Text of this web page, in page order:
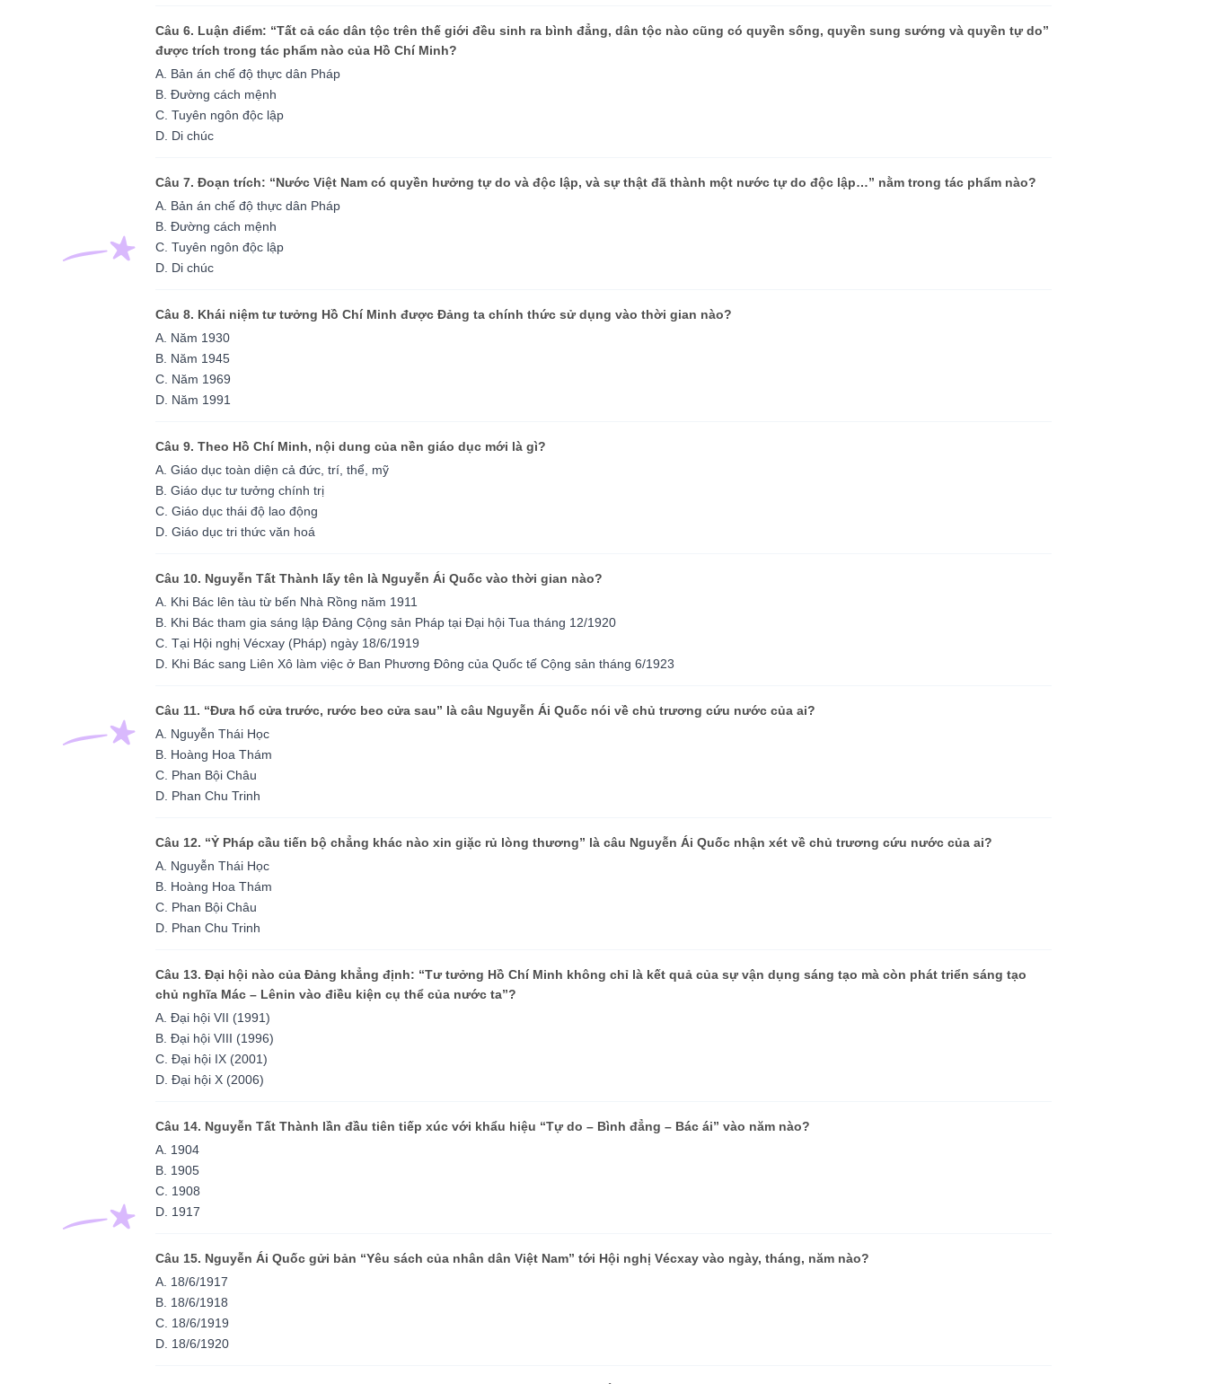
Câu 6. Luận điểm: “Tất cả các dân tộc trên thế giới đều sinh ra bình đẳng, dân tộc nào cũng có quyền sống, quyền sung sướng và quyền tự do”
được trích trong tác phẩm nào của Hồ Chí Minh?
A. Bản án chế độ thực dân Pháp
B. Đường cách mệnh
C. Tuyên ngôn độc lập
D. Di chúc
Câu 7. Đoạn trích: “Nước Việt Nam có quyền hưởng tự do và độc lập, và sự thật đã thành một nước tự do độc lập…” nằm trong tác phẩm nào?
A. Bản án chế độ thực dân Pháp
B. Đường cách mệnh
C. Tuyên ngôn độc lập
D. Di chúc
Câu 8. Khái niệm tư tưởng Hồ Chí Minh được Đảng ta chính thức sử dụng vào thời gian nào?
A. Năm 1930
B. Năm 1945
C. Năm 1969
D. Năm 1991
Câu 9. Theo Hồ Chí Minh, nội dung của nền giáo dục mới là gì?
A. Giáo dục toàn diện cả đức, trí, thể, mỹ
B. Giáo dục tư tưởng chính trị
C. Giáo dục thái độ lao động
D. Giáo dục tri thức văn hoá
Câu 10. Nguyễn Tất Thành lấy tên là Nguyễn Ái Quốc vào thời gian nào?
A. Khi Bác lên tàu từ bến Nhà Rồng năm 1911
B. Khi Bác tham gia sáng lập Đảng Cộng sản Pháp tại Đại hội Tua tháng 12/1920
C. Tại Hội nghị Vécxay (Pháp) ngày 18/6/1919
D. Khi Bác sang Liên Xô làm việc ở Ban Phương Đông của Quốc tế Cộng sản tháng 6/1923
Câu 11. “Đưa hổ cửa trước, rước beo cửa sau” là câu Nguyễn Ái Quốc nói về chủ trương cứu nước của ai?
A. Nguyễn Thái Học
B. Hoàng Hoa Thám
C. Phan Bội Châu
D. Phan Chu Trinh
Câu 12. “Ỷ Pháp cầu tiến bộ chẳng khác nào xin giặc rủ lòng thương” là câu Nguyễn Ái Quốc nhận xét về chủ trương cứu nước của ai?
A. Nguyễn Thái Học
B. Hoàng Hoa Thám
C. Phan Bội Châu
D. Phan Chu Trinh
Câu 13. Đại hội nào của Đảng khẳng định: “Tư tưởng Hồ Chí Minh không chỉ là kết quả của sự vận dụng sáng tạo mà còn phát triển sáng tạo
chủ nghĩa Mác – Lênin vào điều kiện cụ thể của nước ta”?
A. Đại hội VII (1991)
B. Đại hội VIII (1996)
C. Đại hội IX (2001)
D. Đại hội X (2006)
Câu 14. Nguyễn Tất Thành lần đầu tiên tiếp xúc với khẩu hiệu “Tự do – Bình đẳng – Bác ái” vào năm nào?
A. 1904
B. 1905
C. 1908
D. 1917
Câu 15. Nguyễn Ái Quốc gửi bản “Yêu sách của nhân dân Việt Nam” tới Hội nghị Vécxay vào ngày, tháng, năm nào?
A. 18/6/1917
B. 18/6/1918
C. 18/6/1919
D. 18/6/1920